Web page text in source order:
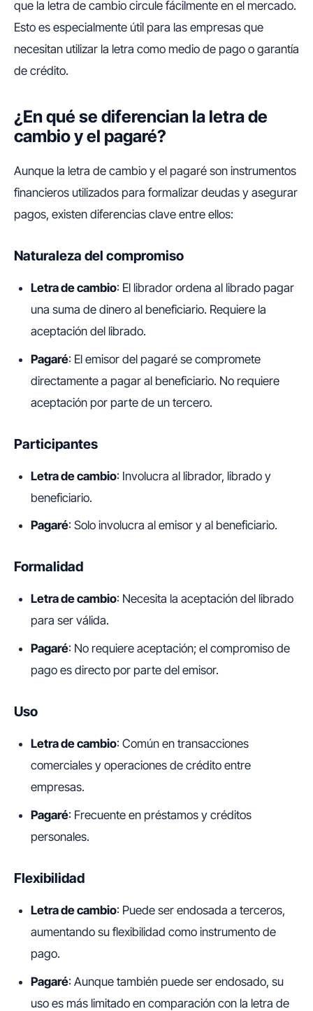
que la letra de cambio circule fácilmente en el mercado.
Esto es especialmente útil para las empresas que
necesitan utilizar la letra como medio de pago o garantía
de crédito.
¿En qué se diferencian la letra de
cambio y el pagaré?
Aunque la letra de cambio y el pagaré son instrumentos
financieros utilizados para formalizar deudas y asegurar
pagos, existen diferencias clave entre ellos:
Naturaleza del compromiso
Letra de cambio: El librador ordena al librado pagar
una suma de dinero al beneficiario. Requiere la
aceptación del librado.
Pagaré: El emisor del pagaré se compromete
directamente a pagar al beneficiario. No requiere
aceptación por parte de un tercero.
Participantes
Letra de cambio: Involucra al librador, librado y
beneficiario.
Pagaré: Solo involucra al emisor y al beneficiario.
Formalidad
Letra de cambio: Necesita la aceptación del librado
para ser válida.
Pagaré: No requiere aceptación; el compromiso de
pago es directo por parte del emisor.
Uso
Letra de cambio: Común en transacciones
comerciales y operaciones de crédito entre
empresas.
Pagaré: Frecuente en préstamos y créditos
personales.
Flexibilidad
Letra de cambio: Puede ser endosada a terceros,
aumentando su flexibilidad como instrumento de
pago.
Pagaré: Aunque también puede ser endosado, su
uso es más limitado en comparación con la letra de